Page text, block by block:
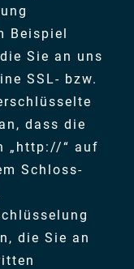
Beispiel
Sie an uns
SSL- bzw.
dass die
„http://“ auf
Schloss-
die Sie an